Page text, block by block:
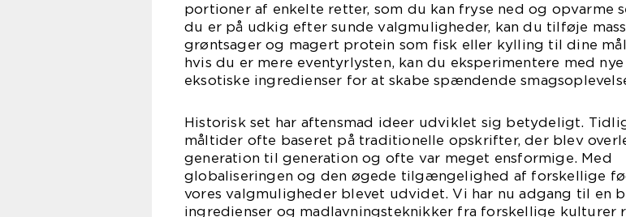
portioner af enkelte retter, som du kan fryse ned og opvarme
du er på udkig efter sunde valgmuligheder, kan du tilføje
grøntsager og magert protein som fisk eller kylling til dine
hvis du er mere eventyrlysten, kan du eksperimentere med nye
eksotiske ingredienser for at skabe spændende
Historisk set har aftensmad ideer udviklet sig betydeligt.
måltider ofte baseret på traditionelle opskrifter, der blev
generation til generation og ofte var meget ensformige. Med
globaliseringen og den øgede tilgængelighed af forskellige
vores valgmuligheder blevet udvidet. Vi har nu adgang til en
ingredienser og madlavningsteknikker fra forskellige kulturer